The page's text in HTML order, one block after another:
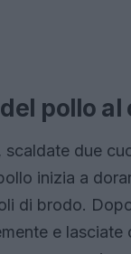
pollo al
scaldate due
inizia a
di brodo.
e